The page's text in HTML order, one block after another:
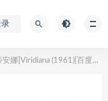
百度网盘+夸克网盘1080P超清未删减资源][网盘在线播放/下载][MP4/6GB][中文字幕]